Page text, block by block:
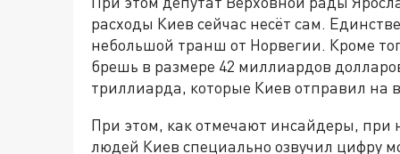
расходы Киев сейчас несёт сам.
небольшой транш от Норвегии. Кроме
брешь в размере 42 миллиардов
триллиарда, которые Киев отправил на
При этом, как отмечают инсайдеры, при
людей Киев специально озвучил цифру